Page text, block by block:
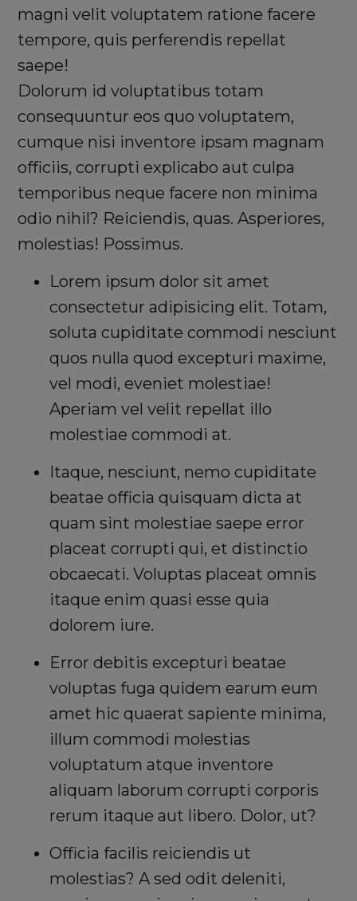
magni velit voluptatem ratione facere
tempore, quis perferendis repellat
saepe!
Dolorum id voluptatibus totam
consequuntur eos quo voluptatem,
cumque nisi inventore ipsam magnam
officiis, corrupti explicabo aut culpa
temporibus neque facere non minima
odio nihil? Reiciendis, quas. Asperiores,
molestias! Possimus.
Lorem ipsum dolor sit amet
consectetur adipisicing elit. Totam,
soluta cupiditate commodi nesciunt
quos nulla quod excepturi maxime,
vel modi, eveniet molestiae!
Aperiam vel velit repellat illo
molestiae commodi at.
Itaque, nesciunt, nemo cupiditate
beatae officia quisquam dicta at
quam sint molestiae saepe error
placeat corrupti qui, et distinctio
obcaecati. Voluptas placeat omnis
itaque enim quasi esse quia
dolorem iure.
Error debitis excepturi beatae
voluptas fuga quidem earum eum
amet hic quaerat sapiente minima,
illum commodi molestias
voluptatum atque inventore
aliquam laborum corrupti corporis
rerum itaque aut libero. Dolor, ut?
Officia facilis reiciendis ut
molestias? A sed odit deleniti,